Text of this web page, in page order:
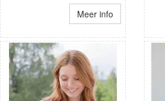
Meer info